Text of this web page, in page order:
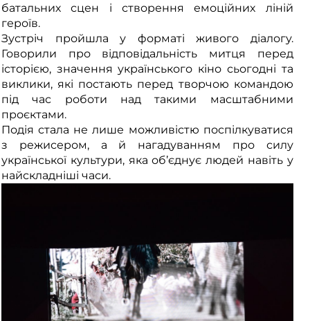
батальних сцен і створення емоційних ліній
героїв.
Зустріч пройшла у форматі живого діалогу.
Говорили про відповідальність митця перед
історією, значення українського кіно сьогодні та
виклики, які постають перед творчою командою
під час роботи над такими масштабними
проєктами.
Подія стала не лише можливістю поспілкуватися
з режисером, а й нагадуванням про силу
української культури, яка об’єднує людей навіть у
найскладніші часи.